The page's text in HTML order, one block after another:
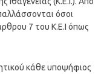
όσοι
7 του Κ.Ε.Ι όπως
κάθε υποψήφιος